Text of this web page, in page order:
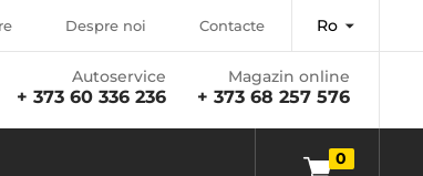
Despre noi Contacte Ro
Autoservice
+ 373 60 336 236
Magazin online
+ 373 68 257 576
0